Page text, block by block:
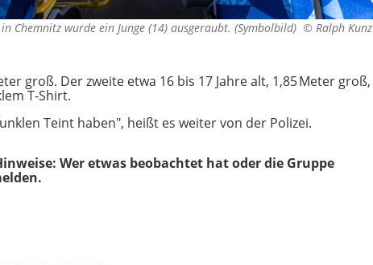
Chemnitz wurde ein Junge (14) ausgeraubt. (Symbolbild) © Ralph Kunz
groß. Der zweite etwa 16 bis 17 Jahre alt, 1,85 Meter groß,
T-Shirt.
Teint haben", heißt es weiter von der Polizei.
Wer etwas beobachtet hat oder die Gruppe